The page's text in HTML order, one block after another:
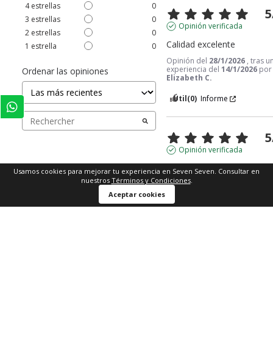
Comprar ahora
4estrellas
0
3 estrellas
0
2 estrellas
0
1 estrella 0
Ordenar las opiniones
5
Opinión verificada
Calidad excelente
Opinión del 28/1/2026 , tras
experiencia del14/1/2026 por
Elizabeth C.
Útil(0) Informe
5
Opinión verificada
Excelente
Opinión del
E.
Usamos cookies para mejorar tu experiencia en Seven Seven. Consultar en
nuestros Términos y Condiciones.
Aceptar cookies